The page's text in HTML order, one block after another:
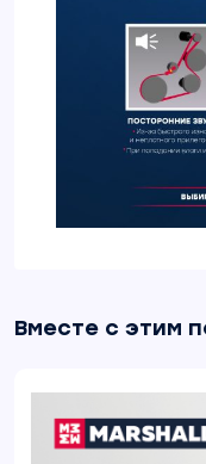
Вместе с этим